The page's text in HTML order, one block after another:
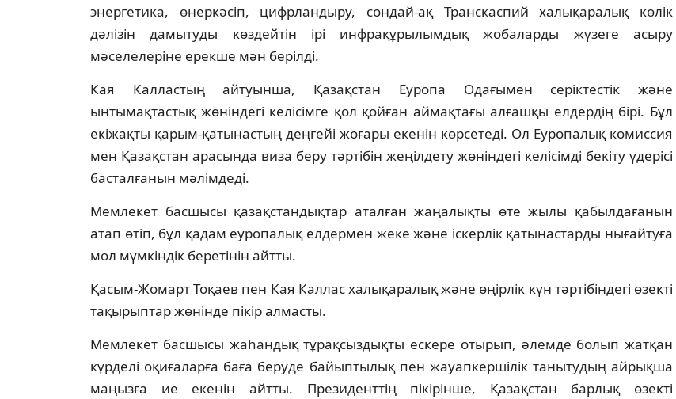
энергетика, өнеркәсіп, цифрландыру, сондай-ақ Транскаспий халықаралық көлік
дәлізін дамытуды көздейтін ірі инфрақұрылымдық жобаларды жүзеге асыру
мәселелеріне ерекше мән берілді.
Кая Калластың айтуынша, Қазақстан Еуропа Одағымен серіктестік және
ынтымақтастық жөніндегі келісімге қол қойған аймақтағы алғашқы елдердің бірі. Бұл
екіжақты қарым-қатынастың деңгейі жоғары екенін көрсетеді. Ол Еуропалық комиссия
мен Қазақстан арасында виза беру тәртібін жеңілдету жөніндегі келісімді бекіту үдерісі
басталғанын мәлімдеді.
Мемлекет басшысы қазақстандықтар аталған жаңалықты өте жылы қабылдағанын
атап өтіп, бұл қадам еуропалық елдермен жеке және іскерлік қатынастарды нығайтуға
мол мүмкіндік беретінін айтты.
Қасым-Жомарт Тоқаев пен Кая Каллас халықаралық және өңірлік күн тәртібіндегі өзекті
тақырыптар жөнінде пікір алмасты.
Мемлекет басшысы жаһандық тұрақсыздықты ескере отырып, әлемде болып жатқан
күрделі оқиғаларға баға беруде байыптылық пен жауапкершілік танытудың айрықша
маңызға ие екенін айтты. Президенттің пікірінше, Қазақстан барлық өзекті